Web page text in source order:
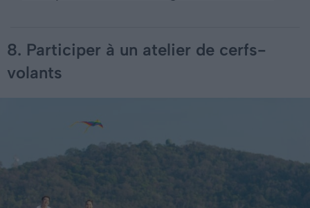
8. Participer à un atelier de cerfs-
volants